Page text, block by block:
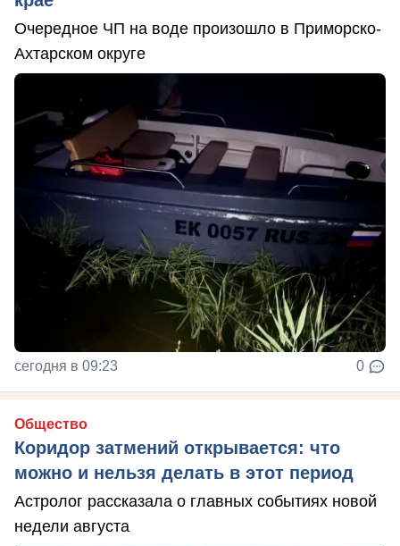
Очередное ЧП на воде произошло в Приморско-
Ахтарском округе
сегодня в 09:23 0
Общество
Коридор затмений открывается: что
можно и нельзя делать в этот период
Астролог рассказала о главных событиях новой
недели августа